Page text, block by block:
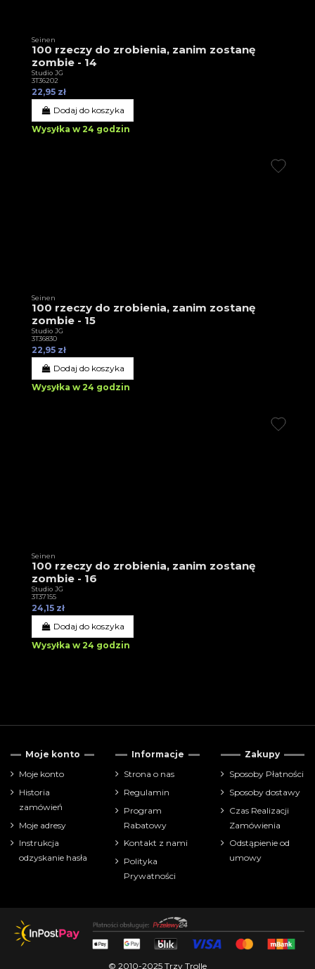
Seinen
100 rzeczy do zrobienia, zanim zostanę
zombie - 14
Studio JG
3T36202
22,95 zł
Dodaj do koszyka
Wysyłka w 24 godzin
Seinen
100 rzeczy do zrobienia, zanim zostanę
zombie - 15
Studio JG
3T36830
22,95 zł
Dodaj do koszyka
Wysyłka w 24 godzin
Seinen
100 rzeczy do zrobienia, zanim zostanę
zombie - 16
Studio JG
3T37155
24,15 zł
Dodaj do koszyka
Wysyłka w 24 godzin
Moje konto
Moje konto
Historia
zamówień
Moje adresy
Instrukcja
odzyskanie hasła
Informacje
Strona o nas
Regulamin
Program
Rabatowy
Kontakt z nami
Polityka
Prywatności
Zakupy
Sposoby Płatności
Sposoby dostawy
Czas Realizacji
Zamówienia
Odstąpienie od
umowy
© 2010-2025 Trzy Trolle